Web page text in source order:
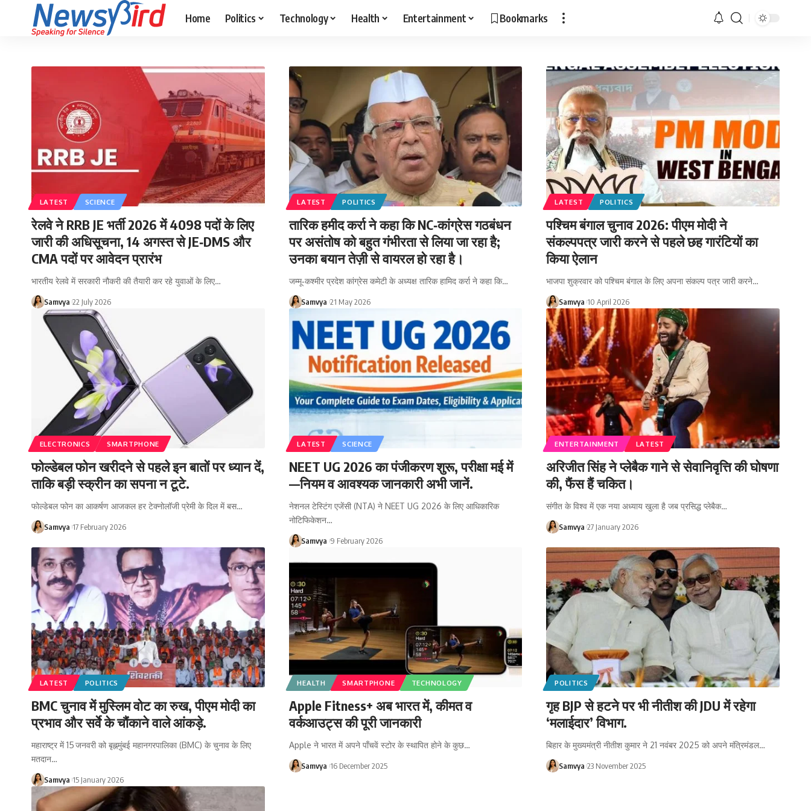
Home Politics Technology Health Entertainment Bookmarks
LATEST SCIENCE
रेलवे ने RRB JE भर्ती 2026 में 4098 पदों के लिए
जारी की अधिसूचना, 14 अगस्त से JE‑DMS और
CMA पदों पर आवेदन प्रारंभ
भारतीय रेलवे में सरकारी नौकरी की तैयारी कर रहे युवाओं के लिए…
Samvya 22 July 2026
LATEST POLITICS
तारिक हमीद कर्रा ने कहा कि NC‑कांग्रेस गठबंधन
पर असंतोष को बहुत गंभीरता से लिया जा रहा है;
उनका बयान तेज़ी से वायरल हो रहा है।
जम्मू‑कश्मीर प्रदेश कांग्रेस कमेटी के अध्यक्ष तारिक हामिद कर्रा ने कहा कि…
Samvya 21 May 2026
LATEST POLITICS
पश्चिम बंगाल चुनाव 2026: पीएम मोदी ने
संकल्पपत्र जारी करने से पहले छह गारंटियों का
किया ऐलान
भाजपा शुक्रवार को पश्चिम बंगाल के लिए अपना संकल्प पत्र जारी करने…
Samvya 10 April 2026
ELECTRONICS SMARTPHONE
फोल्डेबल फोन खरीदने से पहले इन बातों पर ध्यान दें,
ताकि बड़ी स्क्रीन का सपना न टूटे.
फोल्डेबल फोन का आकर्षण आजकल हर टेक्नोलॉजी प्रेमी के दिल में बस…
Samvya 17 February 2026
LATEST SCIENCE
NEET UG 2026 का पंजीकरण शुरू, परीक्षा मई में
—नियम व आवश्यक जानकारी अभी जानें.
नेशनल टेस्टिंग एजेंसी (NTA) ने NEET UG 2026 के लिए आधिकारिक
नोटिफिकेशन…
Samvya 9 February 2026
ENTERTAINMENT LATEST
अरिजीत सिंह ने प्लेबैक गाने से सेवानिवृत्ति की घोषणा
की, फैंस हैं चकित।
संगीत के विश्व में एक नया अध्याय खुला है जब प्रसिद्ध प्लेबैक…
Samvya 27 January 2026
LATEST POLITICS
BMC चुनाव में मुस्लिम वोट का रुख, पीएम मोदी का
प्रभाव और सर्वे के चौंकाने वाले आंकड़े.
महाराष्ट्र में 15 जनवरी को बृह्नमुंबई महानगरपालिका (BMC) के चुनाव के लिए
मतदान…
Samvya 15 January 2026
HEALTH SMARTPHONE TECHNOLOGY
Apple Fitness+ अब भारत में, कीमत व
वर्कआउट्स की पूरी जानकारी
Apple ने भारत में अपने पाँचवें स्टोर के स्थापित होने के कुछ…
Samvya 16 December 2025
POLITICS
गृह BJP से हटने पर भी नीतीश की JDU में रहेगा
‘मलाईदार’ विभाग.
बिहार के मुख्यमंत्री नीतीश कुमार ने 21 नवंबर 2025 को अपने मंत्रिमंडल…
Samvya 23 November 2025